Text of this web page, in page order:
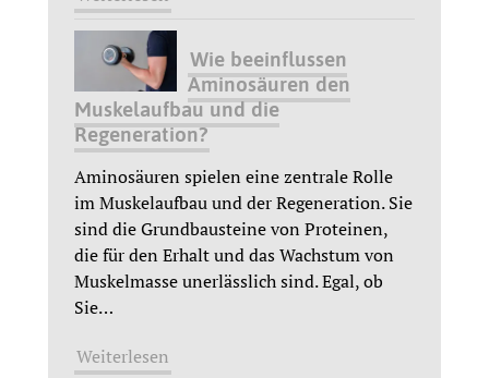
Wie beeinflussen
Aminosäuren den
Muskelaufbau und die
Regeneration?
Aminosäuren spielen eine zentrale Rolle
im Muskelaufbau und der Regeneration. Sie
sind die Grundbausteine von Proteinen,
die für den Erhalt und das Wachstum von
Muskelmasse unerlässlich sind. Egal, ob
Sie…
Weiterlesen